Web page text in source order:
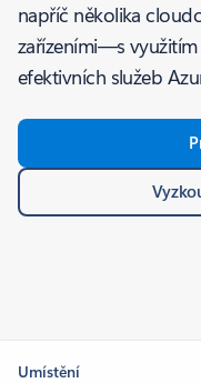
napříč několika
zařízeními—s
efektivních služeb
Umístění